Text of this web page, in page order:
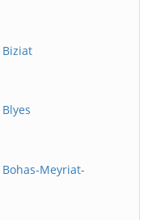
Meyriat-